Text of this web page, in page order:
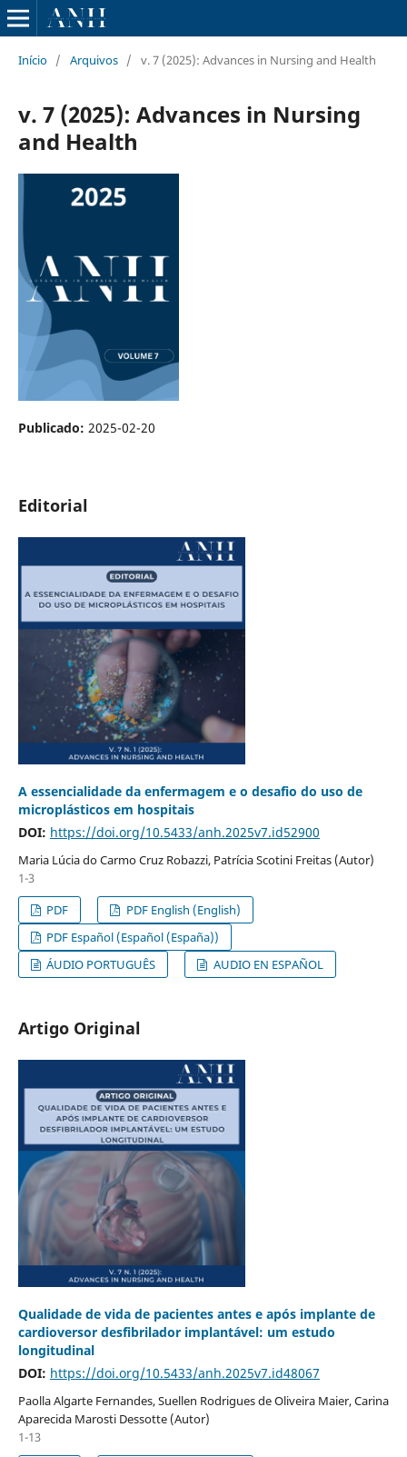
Início / Arquivos / v. 7 (2025): Advances in Nursing and Health
v. 7 (2025): Advances in Nursing
and Health
Publicado: 2025-02-20
Editorial
A essencialidade da enfermagem e o desafio do uso de
microplásticos em hospitais
DOI: https://doi.org/10.5433/anh.2025v7.id52900
Maria Lúcia do Carmo Cruz Robazzi, Patrícia Scotini Freitas (Autor)
1-3
PDF
PDF English (English)
PDF Español (Español (España))
ÁUDIO PORTUGUÊS
AUDIO EN ESPAÑOL
Artigo Original
Qualidade de vida de pacientes antes e após implante de
cardioversor desfibrilador implantável: um estudo
longitudinal
DOI: https://doi.org/10.5433/anh.2025v7.id48067
Paolla Algarte Fernandes, Suellen Rodrigues de Oliveira Maier, Carina
Aparecida Marosti Dessotte (Autor)
1-13